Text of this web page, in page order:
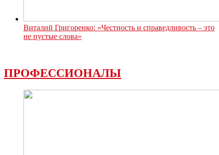
Виталий Григоренко: «Честность и справедливость – это
не пустые слова»
ПРОФЕССИОНАЛЫ